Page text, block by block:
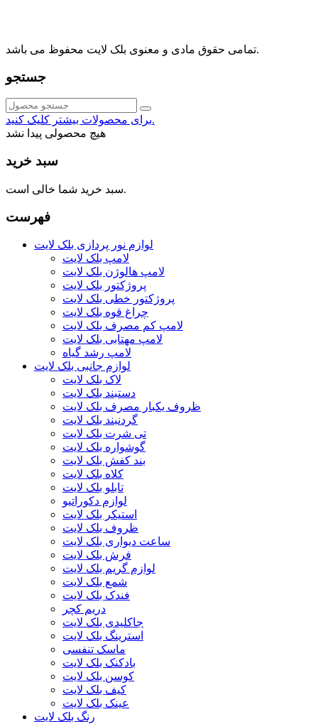
تمامی حقوق مادی و معنوی بلک لایت محفوظ می باشد.
جستجو
برای محصولات بیشتر کلیک کنید.
هیچ محصولی پیدا نشد
سبد خرید
سبد خرید شما خالی است.
فهرست
لوازم نور پردازی بلک لایت
لامپ بلک لایت
لامپ هالوژن بلک لایت
پروژکتور بلک لایت
پروژکتور خطی بلک لایت
چراغ قوه بلک لایت
لامپ کم مصرف بلک لایت
لامپ مهتابی بلک لایت
لامپ رشد گیاه
لوازم جانبی بلک لایت
لاک بلک لایت
دستبند بلک لایت
ظروف یکبار مصرف بلک لایت
گردنبند بلک لایت
تی شرت بلک لایت
گوشواره بلک لایت
بند کفش بلک لایت
کلاه بلک لایت
تابلو بلک لایت
لوازم دکوراتیو
استیکر بلک لایت
ظروف بلک لایت
ساعت دیواری بلک لایت
فرش بلک لایت
لوازم گریم بلک لایت
شمع بلک لایت
فندک بلک لایت
دریم کچر
جاکلیدی بلک لایت
استرینگ بلک لایت
ماسک تنفسی
بادکنک بلک لایت
کوسن بلک لایت
کیف بلک لایت
عینک بلک لایت
رنگ بلک لایت